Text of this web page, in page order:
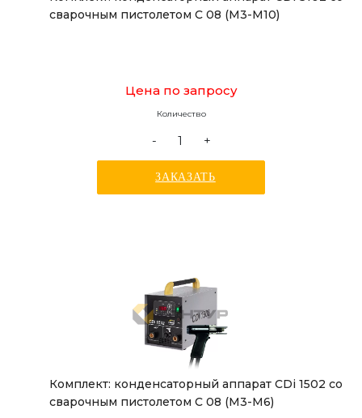
сварочным пистолетом C 08 (М3-М10)
Цена по запросу
Количество
- +
ЗАКАЗАТЬ
Комплект: конденсаторный аппарат CDi 1502 со
сварочным пистолетом С 08 (М3-М6)